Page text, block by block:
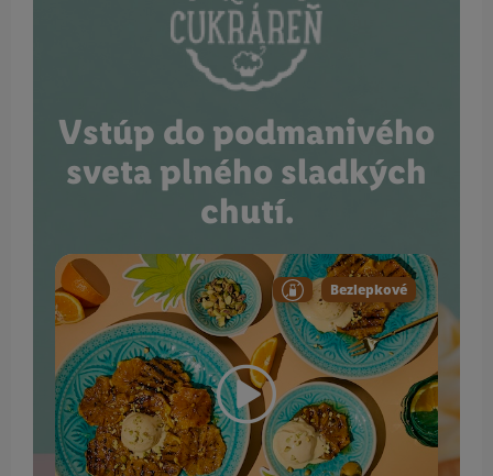
Vstúp do podmanivého
sveta plného sladkých
chutí.
Bezlepkové